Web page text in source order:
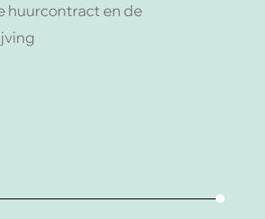
huurcontract en de